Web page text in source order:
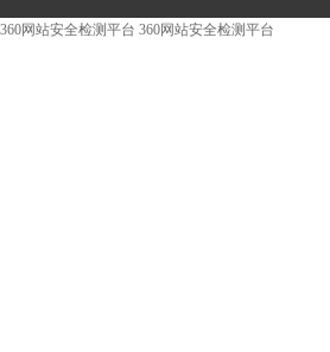
360网站安全检测平台 360网站安全检测平台